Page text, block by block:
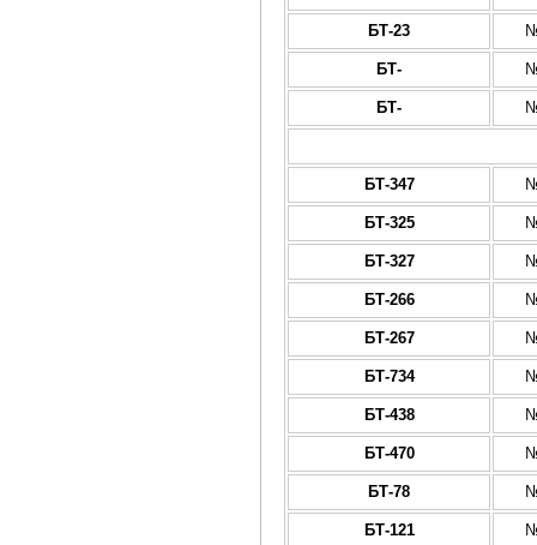
БТ-23
БТ-
БТ-
БТ-347
БТ-325
БТ-327
БТ-266
БТ-267
БТ-734
БТ-438
БТ-470
БТ-78
БТ-121